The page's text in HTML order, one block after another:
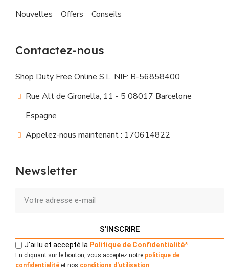
Nouvelles Offers Conseils
Contactez-nous
Shop Duty Free Online S.L. NIF: B-56858400
Rue Alt de Gironella, 11 - 5 08017 Barcelone
Espagne
Appelez-nous maintenant : 170614822
Newsletter
S'INSCRIRE
J'ai lu et accepté la Politique de Confidentialité*
En cliquant sur le bouton, vous acceptez notre politique de
confidentialité et nos conditions d'utilisation.